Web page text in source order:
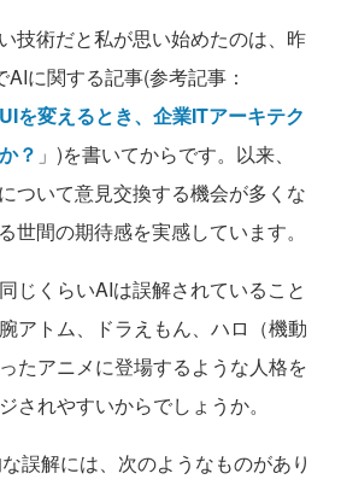
技術だと私が思い始めたのは、昨
に関する記事(参考記事：
を変えるとき、企業ITアーキテク
？ 」)を書いてからです。以来、
ついて意見交換する機会が多くな
世間の期待感を実感しています。
じくらいAIは誤解されていること
アトム、ドラえもん、ハロ（機動
たアニメに登場するような人格を
されやすいからでしょうか。
誤解には、次のようなものがあり